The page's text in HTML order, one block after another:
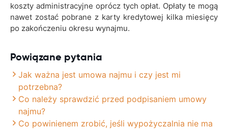
koszty administracyjne oprócz tych opłat. Opłaty te mogą
nawet zostać pobrane z karty kredytowej kilka miesięcy
po zakończeniu okresu wynajmu.
Powiązane pytania
Jak ważna jest umowa najmu i czy jest mi
potrzebna?
Co należy sprawdzić przed podpisaniem umowy
najmu?
Co powinienem zrobić, jeśli wypożyczalnia nie ma